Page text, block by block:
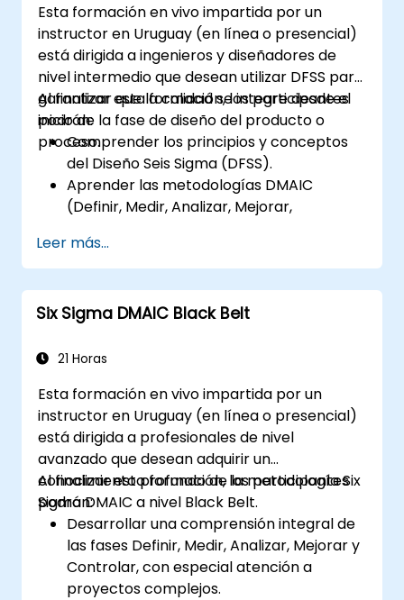
Esta formación en vivo impartida por un
instructor en Uruguay (en línea o presencial)
está dirigida a ingenieros y diseñadores de
nivel intermedio que desean utilizar DFSS para
garantizar que la calidad se integre desde el
inicio de la fase de diseño del producto o
proceso.
Al finalizar esta formación, los participantes
podrán:
Comprender los principios y conceptos
del Diseño Seis Sigma (DFSS).
Aprender las metodologías DMAIC
(Definir, Medir, Analizar, Mejorar,
Analizar, Diseñar, Verificar).
Aplicar herramientas y técnicas de DFSS
para diseñar y optimizar procesos.
Desarrollar habilidades para gestionar y
eficaz.
Leer más...
Six Sigma DMAIC Black Belt
21 Horas
Esta formación en vivo impartida por un
instructor en Uruguay (en línea o presencial)
está dirigida a profesionales de nivel
avanzado que desean adquirir un
conocimiento profundo de la metodología Six
Sigma DMAIC a nivel Black Belt.
Al finalizar esta formación, los participantes
podrán:
Desarrollar una comprensión integral de
las fases Definir, Medir, Analizar, Mejorar y
Controlar, con especial atención a
proyectos complejos.